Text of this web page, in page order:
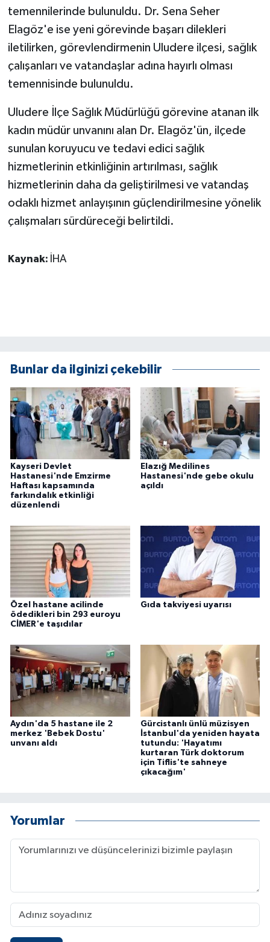
temennilerinde bulunuldu. Dr. Sena Seher
Elagöz'e ise yeni görevinde başarı dilekleri
iletilirken, görevlendirmenin Uludere ilçesi, sağlık
çalışanları ve vatandaşlar adına hayırlı olması
temennisinde bulunuldu.
Uludere İlçe Sağlık Müdürlüğü görevine atanan ilk
kadın müdür unvanını alan Dr. Elagöz'ün, ilçede
sunulan koruyucu ve tedavi edici sağlık
hizmetlerinin etkinliğinin artırılması, sağlık
hizmetlerinin daha da geliştirilmesi ve vatandaş
odaklı hizmet anlayışının güçlendirilmesine yönelik
çalışmaları sürdüreceği belirtildi.
Kaynak: İHA
Bunlar da ilginizi çekebilir
Kayseri Devlet
Hastanesi'nde Emzirme
Haftası kapsamında
farkındalık etkinliği
düzenlendi
Elazığ Medilines
Hastanesi'nde gebe okulu
açıldı
Özel hastane acilinde
ödedikleri bin 293 euroyu
CİMER'e taşıdılar
Gıda takviyesi uyarısı
Aydın'da 5 hastane ile 2
merkez 'Bebek Dostu'
unvanı aldı
Gürcistanlı ünlü müzisyen
İstanbul'da yeniden hayata
tutundu: 'Hayatımı
kurtaran Türk doktorum
için Tiflis'te sahneye
çıkacağım'
Yorumlar
SİYASET
SPOR HABERLERİ
TEKNOLOJİ
Turizm
YAŞAM
YEREL